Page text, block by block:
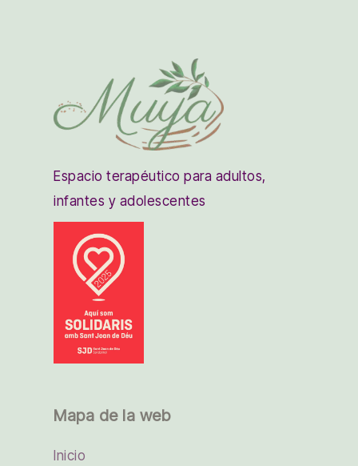
Espacio terapéutico para adultos,
infantes y adolescentes
Mapa de la web
Inicio